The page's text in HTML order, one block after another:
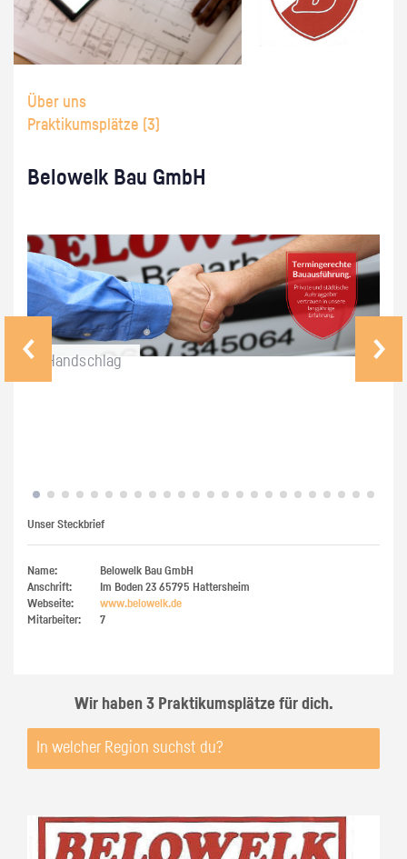
Über uns
Praktikumsplätze ( 3
Be­lo­welk Bau GmbH
Hand­schlag
Unser Steckbrief
Name:
Belowelk Bau GmbH
Anschrift:
Im Boden 23 65795 Hattersheim
Webseite:
www.​belowelk.​de
Mitarbeiter:
7
Wir haben 3 Praktikumsplätze für dich.